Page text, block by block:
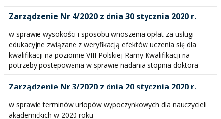
Zarządzenie Nr 4/2020 z dnia 30 stycznia 2020 r.
w sprawie wysokości i sposobu wnoszenia opłat za usługi
edukacyjne związane z weryfikacją efektów uczenia się dla
kwalifikacji na poziomie VIII Polskiej Ramy Kwalifikacji na
potrzeby postepowania w sprawie nadania stopnia doktora
Zarządzenie Nr 3/2020 z dnia 20 stycznia 2020 r.
w sprawie terminów urlopów wypoczynkowych dla nauczycieli
akademickich w 2020 roku